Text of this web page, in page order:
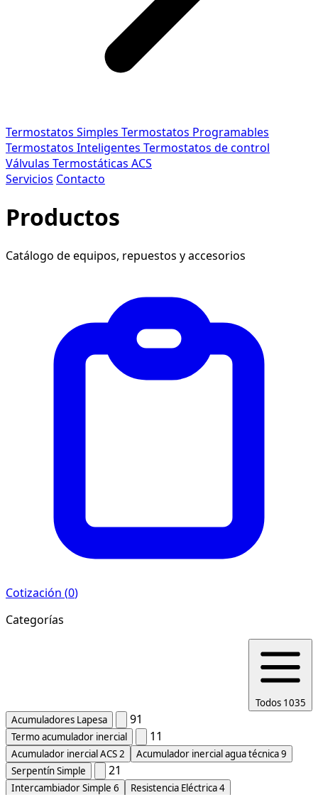
Termostatos Simples Termostatos Programables
Termostatos Inteligentes Termostatos de control
Válvulas Termostáticas ACS
Servicios Contacto
Productos
Catálogo de equipos, repuestos y accesorios
Cotización (0)
Categorías
Todos 1035
Acumuladores Lapesa
91
Termo acumulador inercial 11
Acumulador inercial ACS2 Acumulador inercial agua técnica9
Serpentín Simple
21
Intercambiador Simple 6 Resistencia Eléctrica4